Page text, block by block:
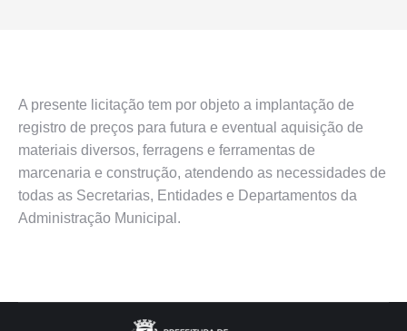
A presente licitação tem por objeto a implantação de
registro de preços para futura e eventual aquisição de
materiais diversos, ferragens e ferramentas de
marcenaria e construção, atendendo as necessidades de
todas as Secretarias, Entidades e Departamentos da
Administração Municipal.